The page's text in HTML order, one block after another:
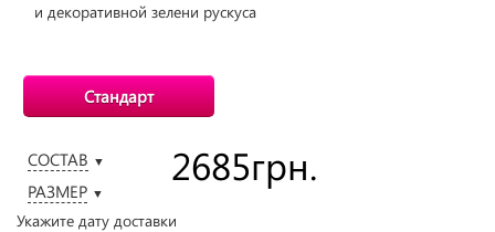
Стандарт
СОСТАВ ▼
РАЗМЕР ▼
2685грн.
Укажите дату доставки